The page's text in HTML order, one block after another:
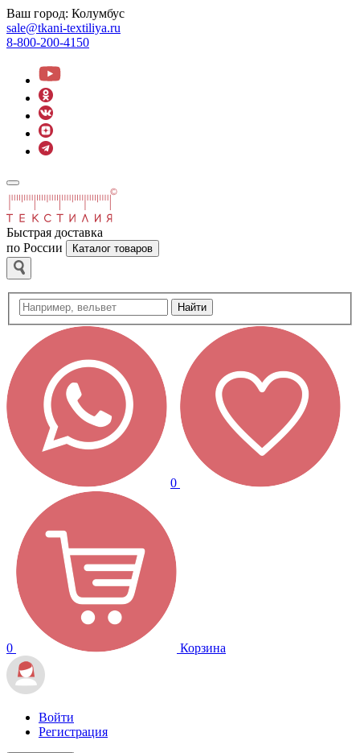
Ваш город: Колумбус
sale@tkani-textiliya.ru
8-800-200-4150
Быстрая доставка
по России
Каталог товаров
Найти
0
0 Корзина
Войти
Регистрация